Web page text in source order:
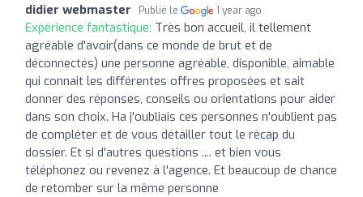
didier webmaster Publié le 1 year ago
Expérience fantastique: Très bon accueil, il tellement
agréable d'avoir(dans ce monde de brut et de
déconnectés) une personne agréable, disponible, aimable
qui connait les différentes offres proposées et sait
donner des réponses, conseils ou orientations pour aider
dans son choix. Ha j'oubliais ces personnes n'oublient pas
de compléter et de vous détailler tout le récap du
dossier. Et si d'autres questions .... et bien vous
téléphonez ou revenez à l'agence. Et beaucoup de chance
de retomber sur la même personne